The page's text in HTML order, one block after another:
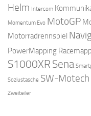
Helm Intercom
Momentum Evo MotoGP
Motorradrennspiel
PowerMapping
S1000XR Sena
Soziustasche SW-Motech
Zweiteiler